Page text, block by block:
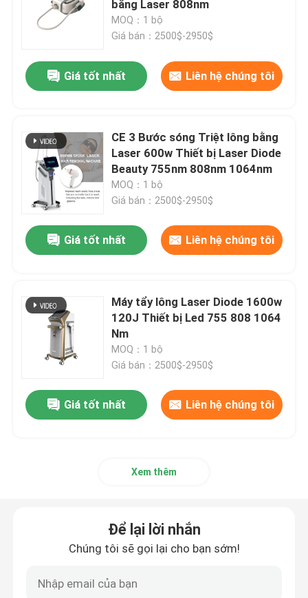
Máy triệt lông IPL
Máy Laser CO2 Fractional
Máy Laser Picosecond
Máy laser Alexandrite
thiết bị làm đẹp đa chức năng
bằng Laser 808nm
MOQ：1 bộ
Giá bán：2500$-2950$
Giá tốt nhất Liên hệ chúng tôi
CE 3 Bước sóng Triệt lông bằng
Laser 600w Thiết bị Laser Diode
Beauty 755nm 808nm 1064nm
MOQ：1 bộ
Giá bán：2500$-2950$
Giá tốt nhất Liên hệ chúng tôi
Máy tẩy lông Laser Diode 1600w
120J Thiết bị Led 755 808 1064
Nm
MOQ：1 bộ
Giá bán：2500$-2950$
Giá tốt nhất Liên hệ chúng tôi
Xem thêm
Để lại lời nhắn
Chúng tôi sẽ gọi lại cho bạn sớm!